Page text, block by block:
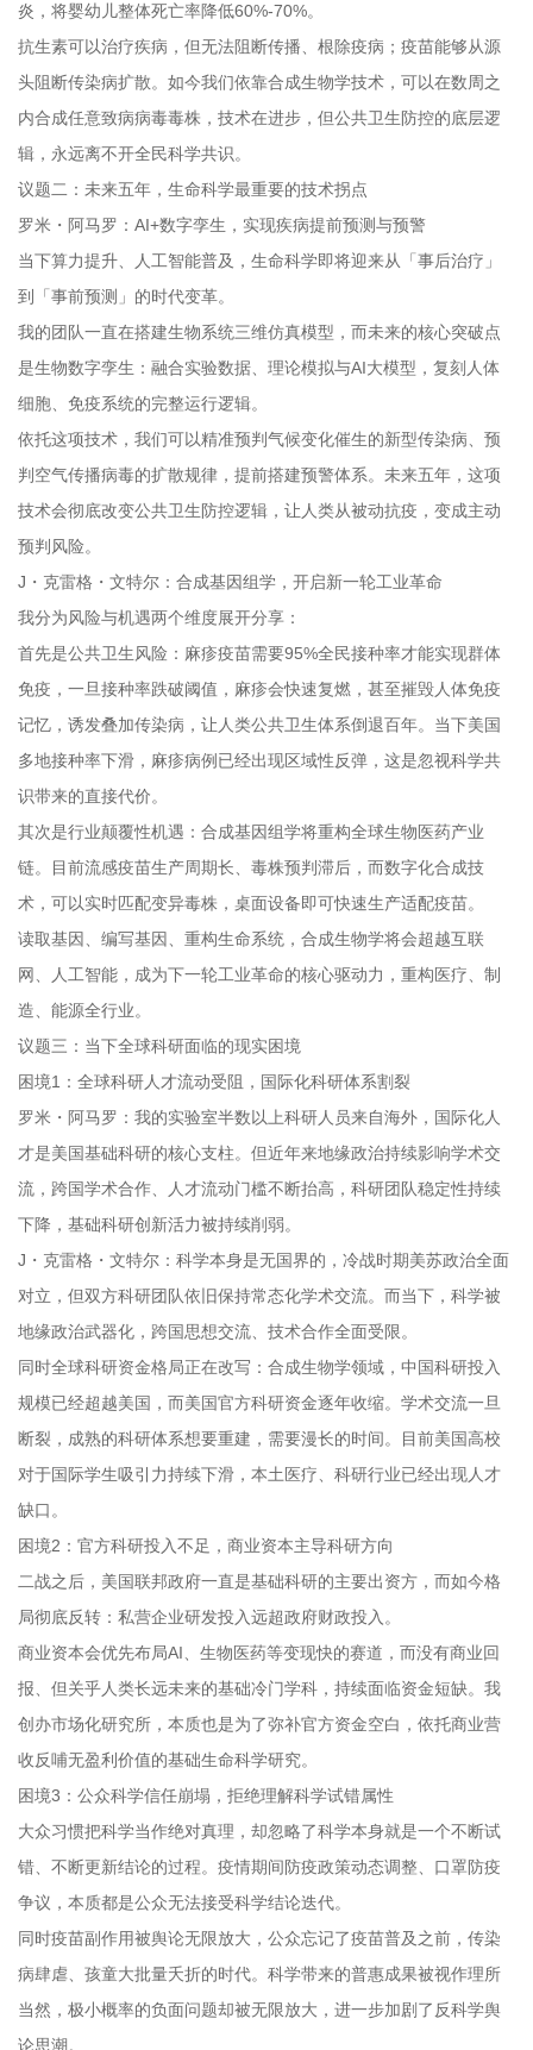
炎，将婴幼儿整体死亡率降低60%-70%。
抗生素可以治疗疾病，但无法阻断传播、根除疫病；疫苗能够从源
头阻断传染病扩散。如今我们依靠合成生物学技术，可以在数周之
内合成任意致病病毒毒株，技术在进步，但公共卫生防控的底层逻
辑，永远离不开全民科学共识。
议题二：未来五年，生命科学最重要的技术拐点
罗米・阿马罗：AI+数字孪生，实现疾病提前预测与预警
当下算力提升、人工智能普及，生命科学即将迎来从「事后治疗」
到「事前预测」的时代变革。
我的团队一直在搭建生物系统三维仿真模型，而未来的核心突破点
是生物数字孪生：融合实验数据、理论模拟与AI大模型，复刻人体
细胞、免疫系统的完整运行逻辑。
依托这项技术，我们可以精准预判气候变化催生的新型传染病、预
判空气传播病毒的扩散规律，提前搭建预警体系。未来五年，这项
技术会彻底改变公共卫生防控逻辑，让人类从被动抗疫，变成主动
预判风险。
J・克雷格・文特尔：合成基因组学，开启新一轮工业革命
我分为风险与机遇两个维度展开分享：
首先是公共卫生风险：麻疹疫苗需要95%全民接种率才能实现群体
免疫，一旦接种率跌破阈值，麻疹会快速复燃，甚至摧毁人体免疫
记忆，诱发叠加传染病，让人类公共卫生体系倒退百年。当下美国
多地接种率下滑，麻疹病例已经出现区域性反弹，这是忽视科学共
识带来的直接代价。
其次是行业颠覆性机遇：合成基因组学将重构全球生物医药产业
链。目前流感疫苗生产周期长、毒株预判滞后，而数字化合成技
术，可以实时匹配变异毒株，桌面设备即可快速生产适配疫苗。
读取基因、编写基因、重构生命系统，合成生物学将会超越互联
网、人工智能，成为下一轮工业革命的核心驱动力，重构医疗、制
造、能源全行业。
议题三：当下全球科研面临的现实困境
困境1：全球科研人才流动受阻，国际化科研体系割裂
罗米・阿马罗：我的实验室半数以上科研人员来自海外，国际化人
才是美国基础科研的核心支柱。但近年来地缘政治持续影响学术交
流，跨国学术合作、人才流动门槛不断抬高，科研团队稳定性持续
下降，基础科研创新活力被持续削弱。
J・克雷格・文特尔：科学本身是无国界的，冷战时期美苏政治全面
对立，但双方科研团队依旧保持常态化学术交流。而当下，科学被
地缘政治武器化，跨国思想交流、技术合作全面受限。
同时全球科研资金格局正在改写：合成生物学领域，中国科研投入
规模已经超越美国，而美国官方科研资金逐年收缩。学术交流一旦
断裂，成熟的科研体系想要重建，需要漫长的时间。目前美国高校
对于国际学生吸引力持续下滑，本土医疗、科研行业已经出现人才
缺口。
困境2：官方科研投入不足，商业资本主导科研方向
二战之后，美国联邦政府一直是基础科研的主要出资方，而如今格
局彻底反转：私营企业研发投入远超政府财政投入。
商业资本会优先布局AI、生物医药等变现快的赛道，而没有商业回
报、但关乎人类长远未来的基础冷门学科，持续面临资金短缺。我
创办市场化研究所，本质也是为了弥补官方资金空白，依托商业营
收反哺无盈利价值的基础生命科学研究。
困境3：公众科学信任崩塌，拒绝理解科学试错属性
大众习惯把科学当作绝对真理，却忽略了科学本身就是一个不断试
错、不断更新结论的过程。疫情期间防疫政策动态调整、口罩防疫
争议，本质都是公众无法接受科学结论迭代。
同时疫苗副作用被舆论无限放大，公众忘记了疫苗普及之前，传染
病肆虐、孩童大批量夭折的时代。科学带来的普惠成果被视作理所
当然，极小概率的负面问题却被无限放大，进一步加剧了反科学舆
论思潮。